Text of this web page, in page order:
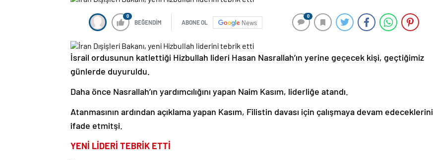
0
BEĞENDİM ABONE OL News
0
İsrail ordusunun katlettiği Hizbullah lideri Hasan Nasrallah’ın yerine geçecek kişi, geçtiğimiz
günlerde duyuruldu.
Daha önce Nasrallah’ın yardımcılığını yapan Naim Kasım, liderliğe atandı.
Atanmasının ardından açıklama yapan Kasım, Filistin davası için çalışmaya devam edeceklerini
ifade etmitşi.
YENİ LİDERİ TEBRİK ETTİ